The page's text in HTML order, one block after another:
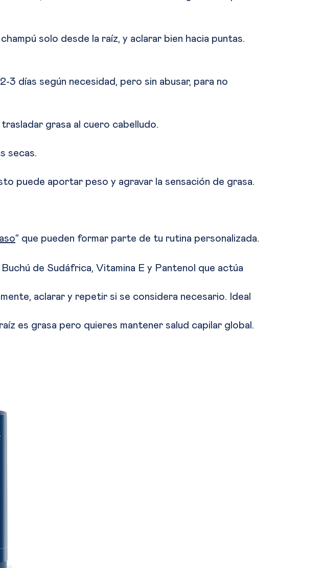
solo desde la raíz, y aclarar bien hacia puntas.
3 días según necesidad, pero sin abusar, para no
grasa al cuero cabelludo.
secas.
puede aportar peso y agravar la sensación de grasa.
” que pueden formar parte de tu rutina personalizada.
de Sudáfrica, Vitamina E y Pantenol que actúa
aclarar y repetir si se considera necesario. Ideal
es grasa pero quieres mantener salud capilar global.